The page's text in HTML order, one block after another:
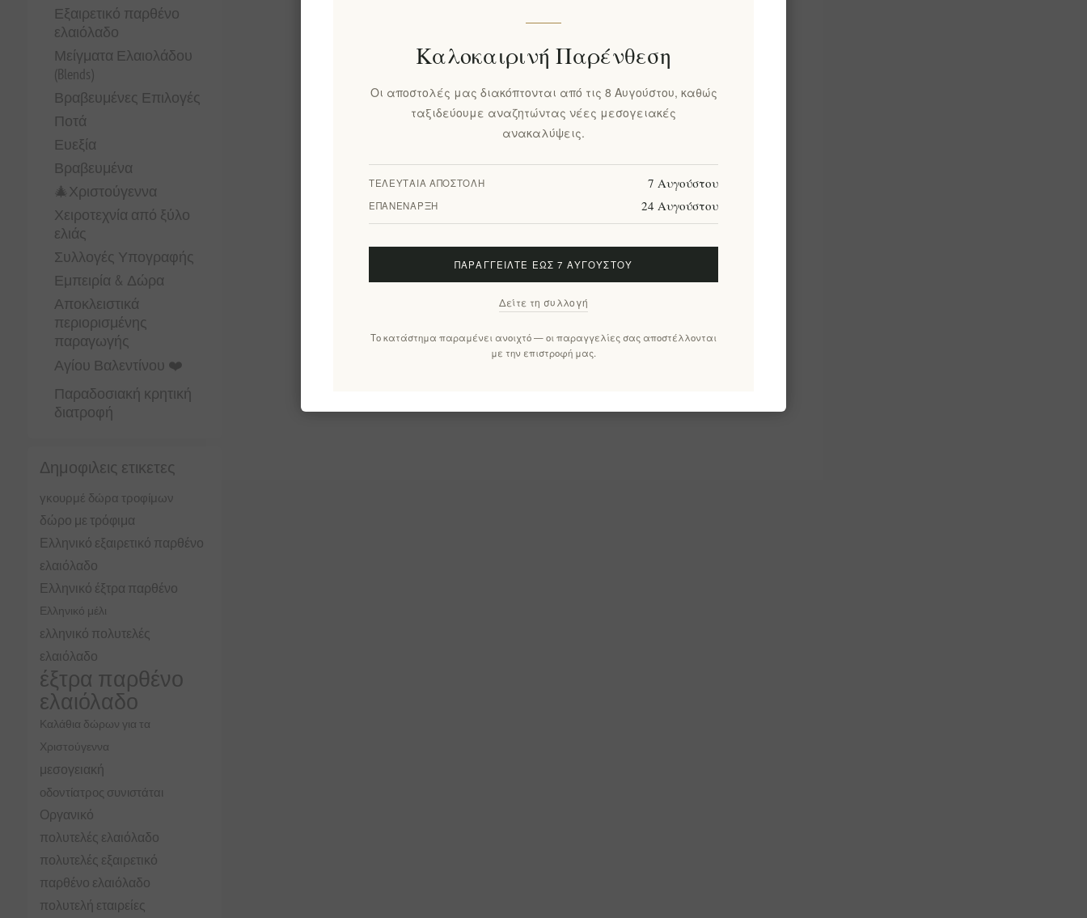
Εξαιρετικό παρθένο
ελαιόλαδο
Μείγματα Ελαιολάδου
(Blends)
Βραβευμένες Επιλογές
Ποτά
Ευεξία
Βραβευμένα
🎄Χριστούγεννα
Χειροτεχνία από ξύλο
ελιάς
Συλλογές Υπογραφής
Εμπειρία & Δώρα
Αποκλειστικά
περιορισμένης
παραγωγής
Αγίου Βαλεντίνου ❤️
Παραδοσιακή κρητική
διατροφή
Δημοφιλεις ετικετες
γκουρμέ δώρα τροφίμων
δώρο με τρόφιμα
Ελληνικό εξαιρετικό παρθένο
ελαιόλαδο
Ελληνικό έξτρα παρθένο
Ελληνικό μέλι
ελληνικό πολυτελές
ελαιόλαδο
έξτρα παρθένο
ελαιόλαδο
Καλάθια δώρων για τα
Χριστούγεννα
μεσογειακή
οδοντίατρος συνιστάται
Οργανικό
πολυτελές ελαιόλαδο
πολυτελές εξαιρετικό
παρθένο ελαιόλαδο
πολυτελή εταιρείες
Καλοκαιρινή Παρένθεση
Οι αποστολές μας διακόπτονται από τις 8 Αυγούστου, καθώς
ταξιδεύουμε αναζητώντας νέες μεσογειακές
ανακαλύψεις.
ΤΕΛΕΥΤΑΊΑ ΑΠΟΣΤΟΛΉ 7 Αυγούστου
ΕΠΑΝΈΝΑΡΞΗ 24 Αυγούστου
ΠΑΡΑΓΓΕΊΛΤΕ ΈΩΣ 7 ΑΥΓΟΎΣΤΟΥ
Δείτε τη συλλογή
Το κατάστημα παραμένει ανοιχτό — οι παραγγελίες σας αποστέλλονται
με την επιστροφή μας.